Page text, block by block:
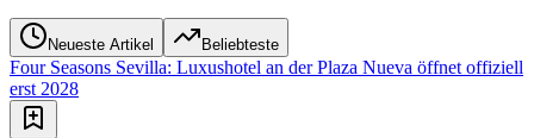
Neueste Artikel Beliebteste
Four Seasons Sevilla: Luxushotel an der Plaza Nueva öffnet offiziell
erst 2028